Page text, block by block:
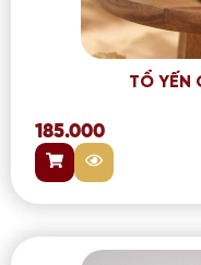
TỔ YẾN
185.000